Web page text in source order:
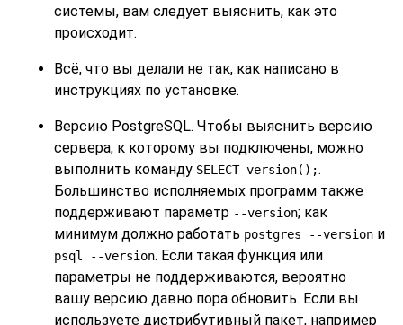
системы, вам следует выяснить, как это
происходит.
Всё, что вы делали не так, как написано в
инструкциях по установке.
Версию PostgreSQL. Чтобы выяснить версию
сервера, к которому вы подключены, можно
выполнить команду SELECT version();.
Большинство исполняемых программ также
поддерживают параметр --version; как
минимум должно работать postgres --version и
psql --version. Если такая функция или
параметры не поддерживаются, вероятно
вашу версию давно пора обновить. Если вы
используете дистрибутивный пакет, например